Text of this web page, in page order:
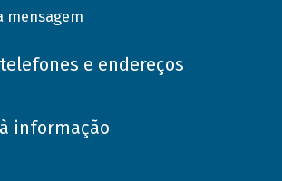
mensagem
e endereços
informação